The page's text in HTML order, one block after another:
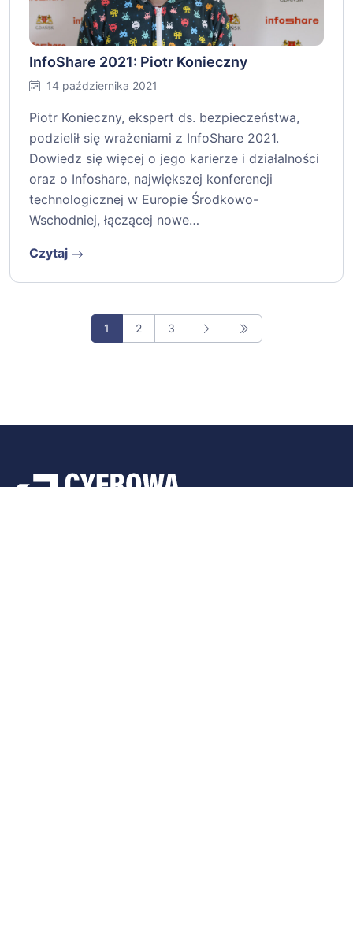
InfoShare 2021: Piotr Konieczny
14 października 2021
Piotr Konieczny, ekspert ds. bezpieczeństwa,
podzielił się wrażeniami z InfoShare 2021.
Dowiedz się więcej o jego karierze i działalności
oraz o Infoshare, największej konferencji
technologicznej w Europie Środkowo-
Wschodniej, łączącej nowe…
Czytaj
1 2 3